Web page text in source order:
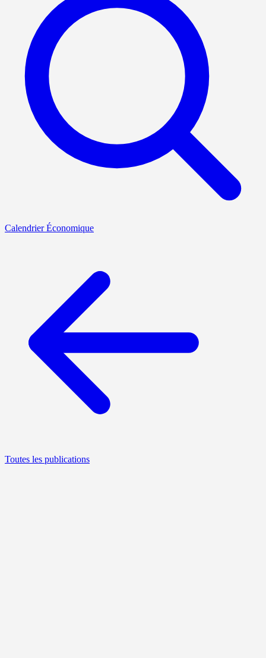
Calendrier Économique
Toutes les publications